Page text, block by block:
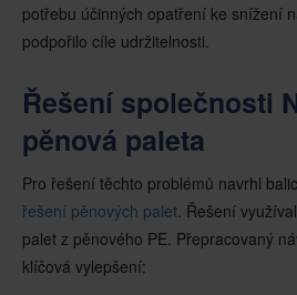
potřebu účinných opatření ke snížení
podpořilo cíle udržitelnosti.
Řešení společnosti
pěnová paleta
Pro řešení těchto problémů navrhl
řešení pěnových palet . Řešení
palet z pěnového PE. Přepracovaný
klíčová vylepšení: